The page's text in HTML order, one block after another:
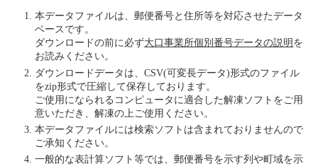
本データファイルは、郵便番号と住所等を対応させたデータ
ベースです。
ダウンロードの前に必ず大口事業所個別番号データの説明を
お読みください。
ダウンロードデータは、CSV(可変長データ)形式のファイル
をzip形式で圧縮して保存しております。
ご使用になられるコンピュータに適合した解凍ソフトをご用
意いただき、解凍の上ご使用ください。
本データファイルには検索ソフトは含まれておりませんので
ご承知ください。
一般的な表計算ソフト等では、郵便番号を示す列や町域を示